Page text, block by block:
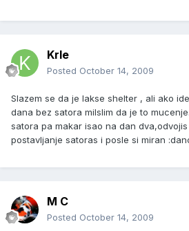
Krle
Posted October 14, 2009
Slazem se da je lakse shelter , ali ako
dana bez satora milslim da je to
satora pa makar isao na dan
postavljanje satoras i posle si miran
M C
Posted October 14, 2009